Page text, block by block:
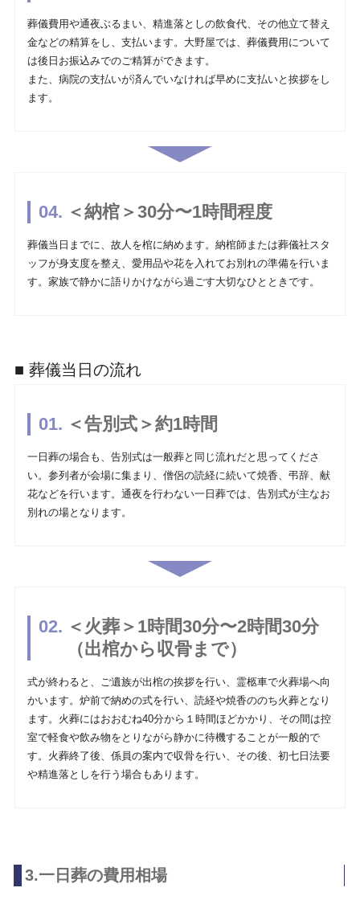
葬儀費用や通夜ぶるまい、精進落としの飲食代、その他立て替え
金などの精算をし、支払います。大野屋では、葬儀費用について
は後日お振込みでのご精算ができます。
また、病院の支払いが済んでいなければ早めに支払いと挨拶をし
ます。
＜納棺＞30分〜1時間程度
葬儀当日までに、故人を棺に納めます。納棺師または葬儀社スタ
ッフが身支度を整え、愛用品や花を入れてお別れの準備を行いま
す。家族で静かに語りかけながら過ごす大切なひとときです。
■ 葬儀当日の流れ
＜告別式＞約1時間
一日葬の場合も、告別式は一般葬と同じ流れだと思ってくださ
い。参列者が会場に集まり、僧侶の読経に続いて焼香、弔辞、献
花などを行います。通夜を行わない一日葬では、告別式が主なお
別れの場となります。
＜火葬＞1時間30分〜2時間30分
（出棺から収骨まで）
式が終わると、ご遺族が出棺の挨拶を行い、霊柩車で火葬場へ向
かいます。炉前で納めの式を行い、読経や焼香ののち火葬となり
ます。火葬にはおおむね40分から１時間ほどかかり、その間は控
室で軽食や飲み物をとりながら静かに待機することが一般的で
す。火葬終了後、係員の案内で収骨を行い、その後、初七日法要
や精進落としを行う場合もあります。
3.一日葬の費用相場